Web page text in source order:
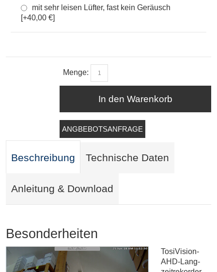
mit sehr leisen Lüfter, fast kein Geräusch
[+40,00 €]
Menge:
In den Warenkorb
ANGBEBOTSANFRAGE
Beschreibung Technische Daten
Anleitung & Download
Besonderheiten
TosiVision-
AHD-Lang­